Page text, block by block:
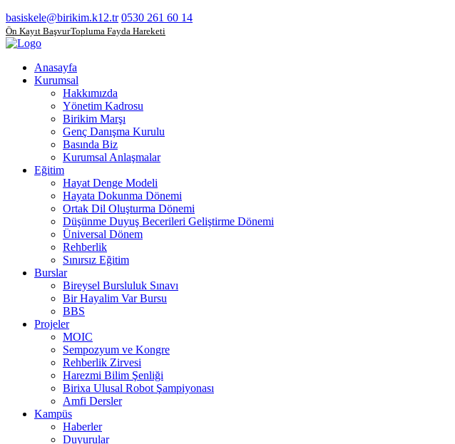
basiskele@birikim.k12.tr 0530 261 60 14
Ön Kayıt BaşvuruTopluma Fayda Hareketi
Anasayfa
Kurumsal
Hakkımızda
Yönetim Kadrosu
Birikim Marşı
Genç Danışma Kurulu
Basında Biz
Kurumsal Anlaşmalar
Eğitim
Hayat Denge Modeli
Hayata Dokunma Dönemi
Ortak Dil Oluşturma Dönemi
Düşünme Duyuş Becerileri Geliştirme Dönemi
Üniversal Dönem
Rehberlik
Sınırsız Eğitim
Burslar
Bireysel Bursluluk Sınavı
Bir Hayalim Var Bursu
BBS
Projeler
MOIC
Sempozyum ve Kongre
Rehberlik Zirvesi
Harezmi Bilim Şenliği
Birixa Ulusal Robot Şampiyonası
Amfi Dersler
Kampüs
Haberler
Duyurular